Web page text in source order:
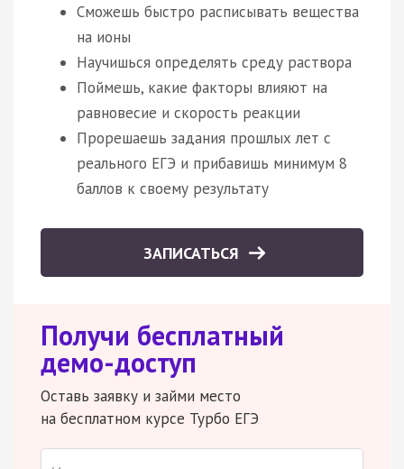
Сможешь быстро расписывать вещества
на ионы
Научишься определять среду раствора
Поймешь, какие факторы влияют на
равновесие и скорость реакции
Прорешаешь задания прошлых лет с
реального ЕГЭ и прибавишь минимум 8
баллов к своему результату
ЗАПИСАТЬСЯ
Получи бесплатный
демо-доступ
Оставь заявку и займи место
на бесплатном курсе Турбо ЕГЭ